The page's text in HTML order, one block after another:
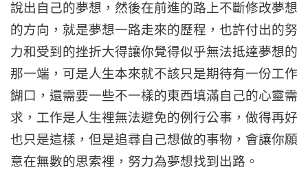
說出自己的夢想，然後在前進的路上不斷修改夢想
的方向，就是夢想一路走來的歷程，也許付出的努
力和受到的挫折大得讓你覺得似乎無法抵達夢想的
那一端，可是人生本來就不該只是期待有一份工作
餬口，還需要一些不一樣的東西填滿自己的心靈需
求，工作是人生裡無法避免的例行公事，做得再好
也只是這樣，但是追尋自己想做的事物，會讓你願
意在無數的思索裡，努力為夢想找到出路。